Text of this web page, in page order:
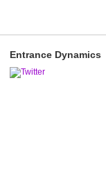
Entrance Dynamics